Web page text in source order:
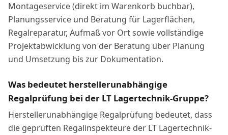
Montageservice (direkt im Warenkorb buchbar),
Planungsservice und Beratung für Lagerflächen,
Regalreparatur, Aufmaß vor Ort sowie vollständige
Projektabwicklung von der Beratung über Planung
und Umsetzung bis zur Dokumentation.
Was bedeutet herstellerunabhängige
Regalprüfung bei der LT Lagertechnik-Gruppe?
Herstellerunabhängige Regalprüfung bedeutet, dass
die geprüften Regalinspekteure der LT Lagertechnik-